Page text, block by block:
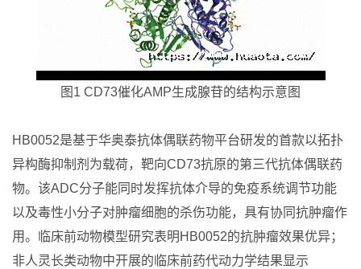
图1 CD73催化AMP生成腺苷的结构示意图
HB0052是基于华奥泰抗体偶联药物平台研发的首款以拓扑
异构酶抑制剂为载荷，靶向CD73抗原的第三代抗体偶联药
物。该ADC分子能同时发挥抗体介导的免疫系统调节功能
以及毒性小分子对肿瘤细胞的杀伤功能，具有协同抗肿瘤作
用。临床前动物模型研究表明HB0052的抗肿瘤效果优异；
非人灵长类动物中开展的临床前药代动力学结果显示